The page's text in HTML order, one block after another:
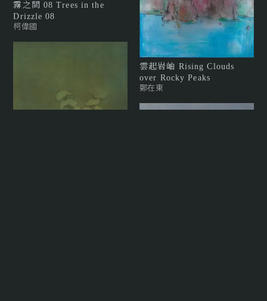
霧之間 08 Trees in the
Drizzle 08
柯偉國
雲起岩岫 Rising Clouds
over Rocky Peaks
鄭在東